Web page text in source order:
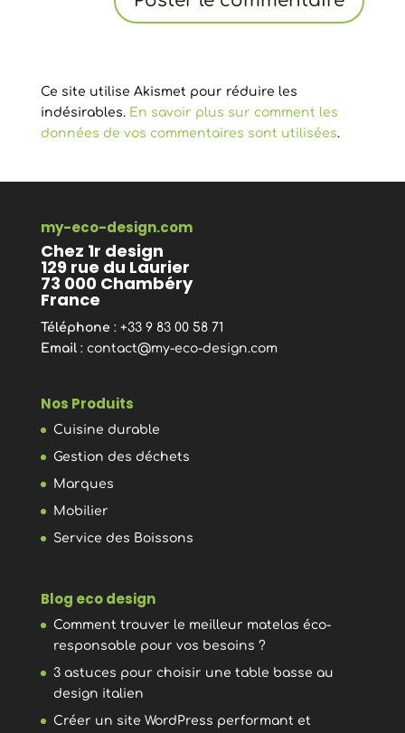
Ce site utilise Akismet pour réduire les
indésirables. En savoir plus sur comment les
données de vos commentaires sont utilisées.
my-eco-design.com
Chez 1r design
129 rue du Laurier
73 000 Chambéry
France
Téléphone : +33 9 83 00 58 71
Email: contact@my-eco-design.com
Nos Produits
Cuisine durable
Gestion des déchets
Marques
Mobilier
Service des Boissons
Blog eco design
Comment trouver le meilleur matelas éco-
responsable pour vos besoins ?
3 astuces pour choisir une table basse au
design italien
Créer un site WordPress performant et